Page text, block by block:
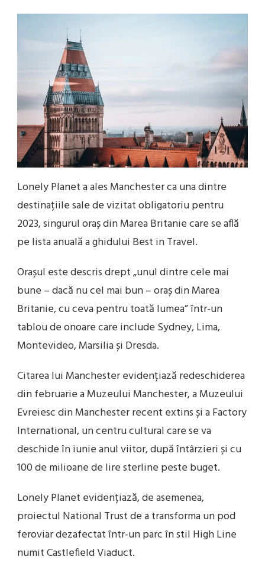
Lonely Planet a ales Manchester ca una dintre
destinațiile sale de vizitat obligatoriu pentru
2023, singurul oraș din Marea Britanie care se află
pe lista anuală a ghidului Best in Travel.
Orașul este descris drept „unul dintre cele mai
bune – dacă nu cel mai bun – oraș din Marea
Britanie, cu ceva pentru toată lumea” într-un
tablou de onoare care include Sydney, Lima,
Montevideo, Marsilia și Dresda.
Citarea lui Manchester evidențiază redeschiderea
din februarie a Muzeului Manchester, a Muzeului
Evreiesc din Manchester recent extins și a Factory
International, un centru cultural care se va
deschide în iunie anul viitor, după întârzieri și cu
100 de milioane de lire sterline peste buget.
Lonely Planet evidențiază, de asemenea,
proiectul National Trust de a transforma un pod
feroviar dezafectat într-un parc în stil High Line
numit Castlefield Viaduct.